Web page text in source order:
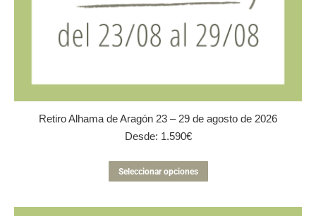
Retiro Alhama de Aragón 23 – 29 de agosto de 2026
Desde: 1.590€
Seleccionar opciones
producto
múltiples